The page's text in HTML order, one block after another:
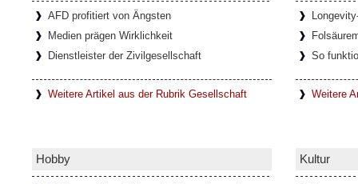
Piemont, bildet das Tor zu den drei Tälern
Glamouröse Hommage an
AFD profitiert von Ängsten
Medien prägen Wirklichkeit
Dienstleister der Zivilgesellschaft
Weitere Artikel aus der Rubrik Gesellschaft
So
Weitere
Hobby Kultur